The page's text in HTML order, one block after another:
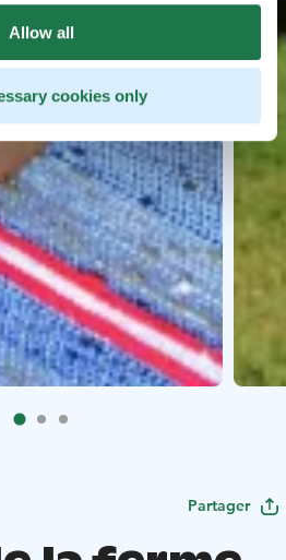
Allow all
cookies only
Partager